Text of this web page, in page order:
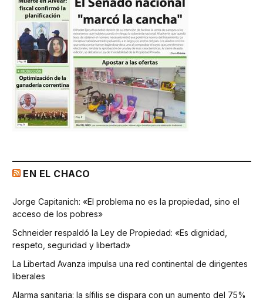
EN EL CHACO
Jorge Capitanich: «El problema no es la propiedad, sino el
acceso de los pobres»
Schneider respaldó la Ley de Propiedad: «Es dignidad,
respeto, seguridad y libertad»
La Libertad Avanza impulsa una red continental de dirigentes
liberales
Alarma sanitaria: la sífilis se dispara con un aumento del 75%